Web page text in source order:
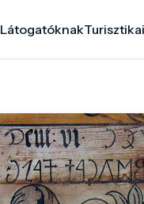
Látogatóknak